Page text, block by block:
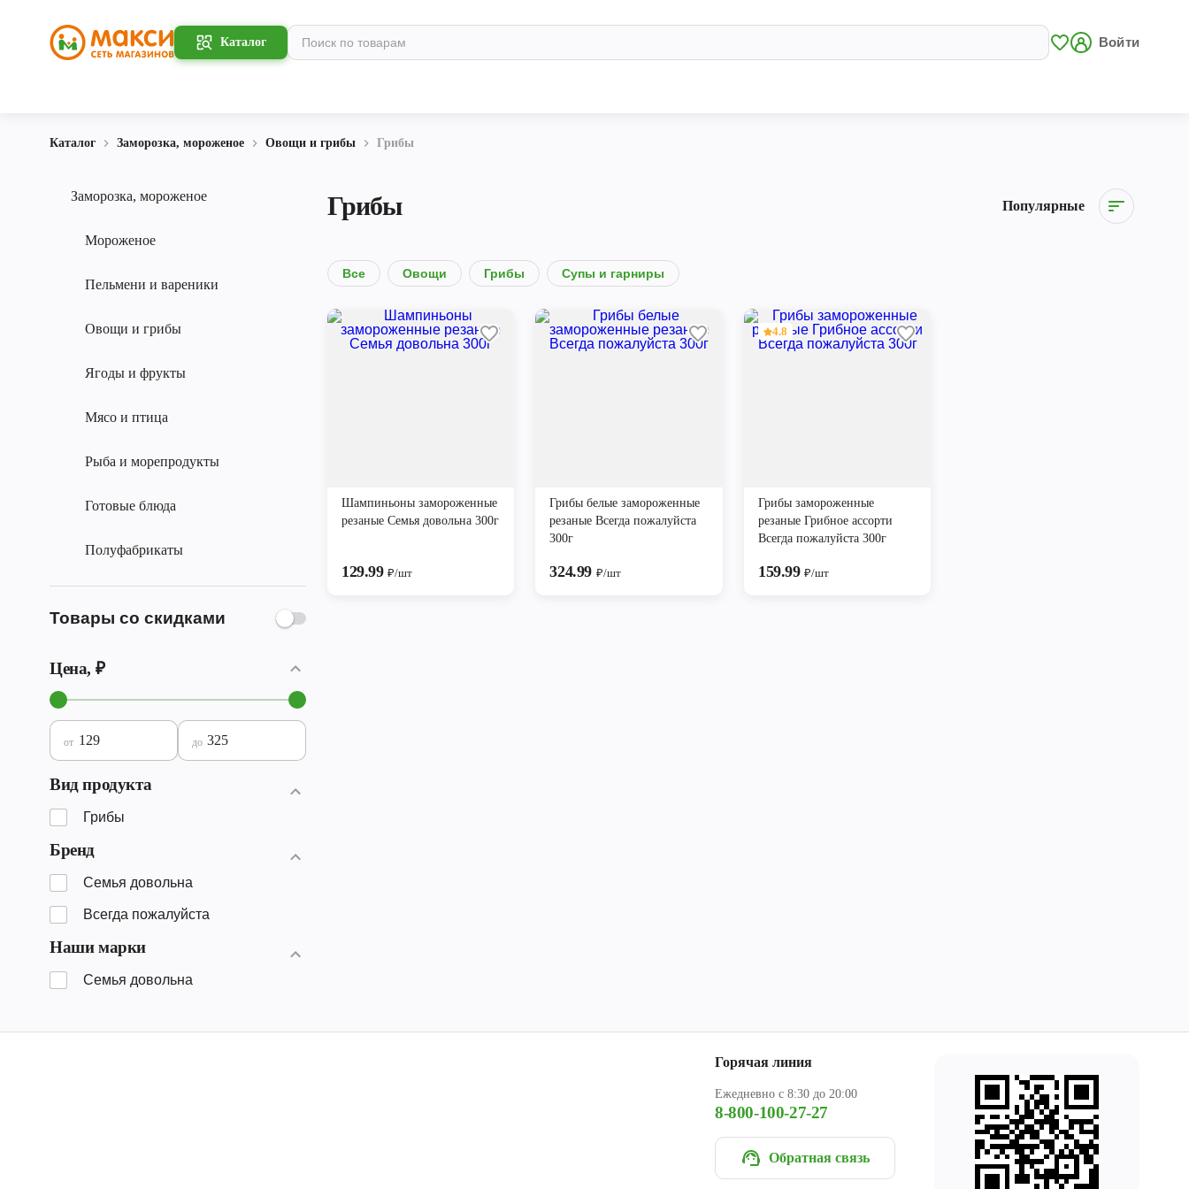
Каталог Войти
Каталог Заморозка, мороженое Овощи и грибы Грибы
Заморозка, мороженое
Мороженое
Пельмени и вареники
Овощи и грибы
Ягоды и фрукты
Мясо и птица
Рыба и морепродукты
Готовые блюда
Полуфабрикаты
Товары со скидками
Цена, ₽
от до
Вид продукта
Грибы
Бренд
Семья довольна
Всегда пожалуйста
Наши марки
Семья довольна
Грибы Популярные
Все Овощи Грибы Супы и гарниры
Шампиньоны замороженные
резаные Семья довольна 300г
129.99₽/шт
Грибы белые замороженные
резаные Всегда пожалуйста
300г
324.99 ₽/шт
4.8
Грибы замороженные
резаные Грибное ассорти
Всегда пожалуйста 300г
159.99₽/шт
Горячая линия
Ежедневно с 8:30 до 20:00
8-800-100-27-27
Обратная связь